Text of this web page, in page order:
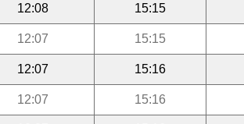
12:08 15:15
12:07 15:15
12:07 15:16
12:07 15:16